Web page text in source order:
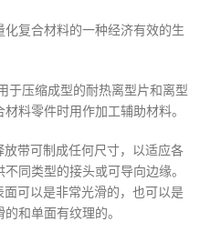
复合材料的一种经济有效的生
于压缩成型的耐热离型片和离型
料零件时用作加工辅助材料。
放带可制成任何尺寸，以适应各
同类型的接头或可导向边缘。
面可以是非常光滑的，也可以是
和单面有纹理的。